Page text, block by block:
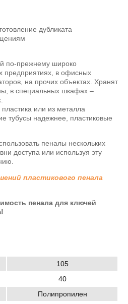
дубликата
по-прежнему широко
предприятиях, в офисных
на прочих объектах. Хранят
в специальных шкафах –
или из металла
тубусы надежнее, пластиковые
пеналы нескольких
доступа или используя эту
пластикового пенала
пенала для ключей
105
40
Полипропилен